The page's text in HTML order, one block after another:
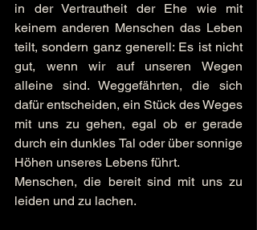
in der Vertrautheit der Ehe wie mit
keinem anderen Menschen das Leben
teilt, sondern ganz generell: Es ist nicht
gut, wenn wir auf unseren Wegen
alleine sind. Weggefährten, die sich
dafür entscheiden, ein Stück des Weges
mit uns zu gehen, egal ob er gerade
durch ein dunkles Tal oder über sonnige
Höhen unseres Lebens führt.
Menschen, die bereit sind mit uns zu
leiden und zu lachen.